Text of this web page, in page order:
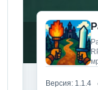
Версия: 1.1.4